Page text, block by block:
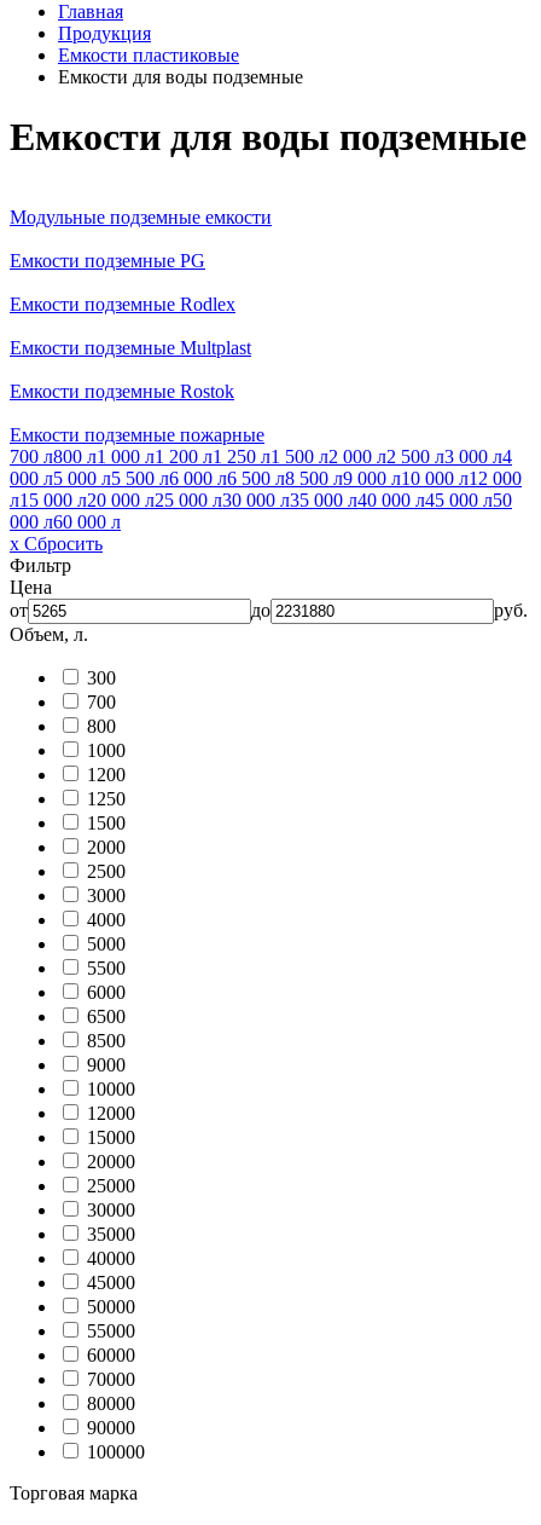
Главная
Продукция
Емкости пластиковые
Емкости для воды подземные
Емкости для воды подземные
Модульные подземные емкости
Емкости подземные PG
Емкости подземные Rodlex
Емкости подземные Multplast
Емкости подземные Rostok
Емкости подземные пожарные
700 л800 л1 000 л1 200 л1 250 л1 500 л2 000 л2 500 л3 000 л4
000 л5 000 л5 500 л6 000 л6 500 л8 500 л9 000 л10 000 л12 000
л15 000 л20 000 л25 000 л30 000 л35 000 л40 000 л45 000 л50
000 л60 000 л
x Сбросить
Фильтр
Цена
от
до
руб.
Объем, л.
300
700
800
1000
1200
1250
1500
2000
2500
3000
4000
5000
5500
6000
6500
8500
9000
10000
12000
15000
20000
25000
30000
35000
40000
45000
50000
55000
60000
70000
80000
90000
100000
Торговая марка